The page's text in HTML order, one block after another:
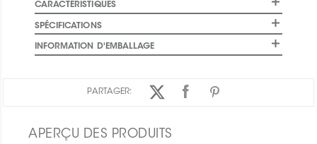
CARACTÉRISTIQUES
SPÉCIFICATIONS
INFORMATION D'EMBALLAGE
PARTAGER:
APERÇU DES PRODUITS